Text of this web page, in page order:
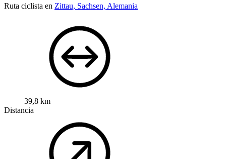
Ruta ciclista en Zittau, Sachsen, Alemania
39,8 km
Distancia